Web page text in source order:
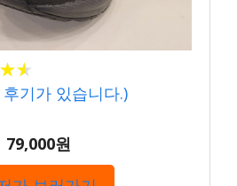
기가 있습니다.)
79,000원